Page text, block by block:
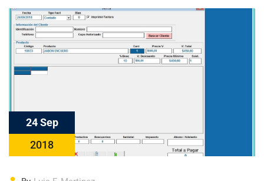
24 Sep
2018